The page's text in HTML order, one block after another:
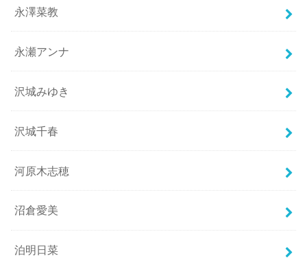
永澤菜教
永瀬アンナ
沢城みゆき
沢城千春
河原木志穂
沼倉愛美
泊明日菜